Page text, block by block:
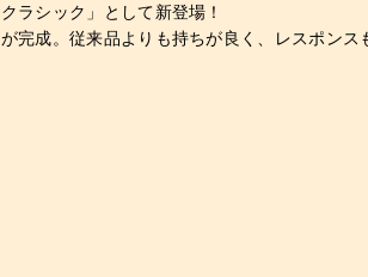
ラシック」として新登場！
成。従来品よりも持ちが良く、レスポン